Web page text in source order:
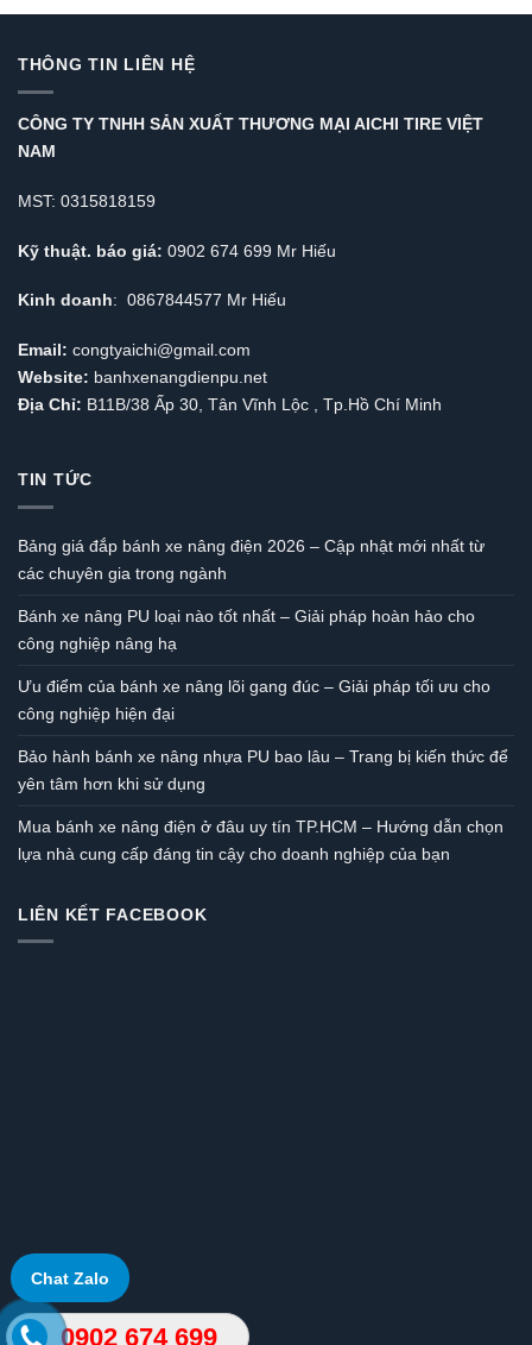
THÔNG TIN LIÊN HỆ
CÔNG TY TNHH SẢN XUẤT THƯƠNG MẠI AICHI TIRE VIỆT
NAM
MST: 0315818159
Kỹ thuật. báo giá: 0902 674 699 Mr Hiếu
Kinh doanh: 0867844577 Mr Hiếu
Email: congtyaichi@gmail.com
Website: banhxenangdienpu.net
Địa Chỉ: B11B/38 Ấp 30, Tân Vĩnh Lộc , Tp.Hồ Chí Minh
TIN TỨC
Bảng giá đắp bánh xe nâng điện 2026 – Cập nhật mới nhất từ
các chuyên gia trong ngành
Bánh xe nâng PU loại nào tốt nhất – Giải pháp hoàn hảo cho
công nghiệp nâng hạ
Ưu điểm của bánh xe nâng lõi gang đúc – Giải pháp tối ưu cho
công nghiệp hiện đại
Bảo hành bánh xe nâng nhựa PU bao lâu – Trang bị kiến thức để
yên tâm hơn khi sử dụng
Mua bánh xe nâng điện ở đâu uy tín TP.HCM – Hướng dẫn chọn
lựa nhà cung cấp đáng tin cậy cho doanh nghiệp của bạn
LIÊN KẾT FACEBOOK
Chat Zalo
0902 674 699